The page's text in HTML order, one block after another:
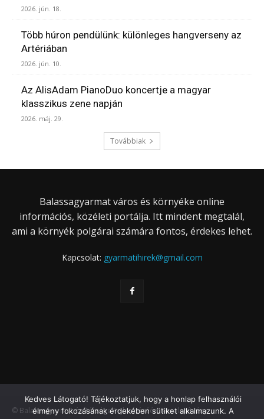
2026. jún. 18.
Több húron pendülünk: különleges hangverseny az
Artériában
2026. jún. 10.
Az AlisAdam PianoDuo koncertje a magyar
klasszikus zene napján
2026. máj. 29.
Továbbiak
Balassagyarmat város és környéke online
információs, közéleti portálja. Itt mindent megtalál,
ami a környék polgárai számára fontos, érdekes lehet.
Kapcsolat: gyarmatihirek@gmail.com
© Balassagyarmat és Térsége Fejlesztéséért Közalapítvány
Kedves Látogató! Tájékoztatjuk, hogy a honlap felhasználói
élmény fokozásának érdekében sütiket alkalmazunk. A